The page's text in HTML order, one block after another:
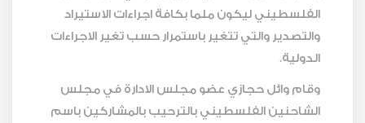
الفلسطيني ليكون ملما بكافة اجراءات الاستيراد
والتصدير والتي تتغير باستمرار حسب تغير الاجراءات
الدولية.
وقام وائل حجازي عضو مجلس الادارة في مجلس
الشاحنين الفلسطيني بالترحيب بالمشاركين باسم